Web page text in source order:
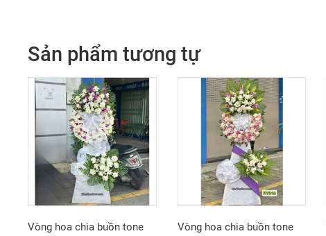
Sản phẩm tương tự
Vòng hoa chia buồn tone
Vòng hoa chia buồn tone